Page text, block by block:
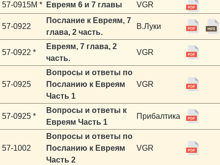
57-0915M * Евреям 6 и 7 главы VGR
57-0922
Послание к Евреям, 7
глава, 2 часть.
В.Луки
57-0922 *
Евреям, 7 глава, 2
часть.
VGR
57-0925
Вопросы и ответы по
Посланию к Евреям
Часть 1
VGR
57-0925 *
Вопросы и ответы к
Евреям Часть 1
Прибалтика
57-1002
Вопросы и ответы по
Посланию к Евреям
Часть 2
VGR